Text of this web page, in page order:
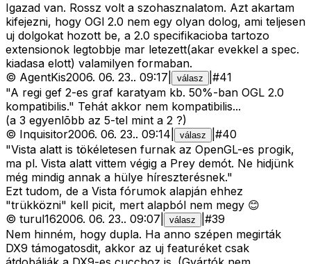
Igazad van. Rossz volt a szohasznalatom. Azt akartam
kifejezni, hogy OGl 2.0 nem egy olyan dolog, ami teljesen
uj dolgokat hozott be, a 2.0 specifikacioba tartozo
extensionok legtobbje mar letezett(akar evekkel a spec.
kiadasa elott) valamilyen formaban.
© AgentKis2006. 06. 23.. 09:17 válasz #41
"A regi gef 2-es graf karatyam kb. 50%-ban OGL 2.0
kompatibilis." Tehát akkor nem kompatibilis...
(a 3 egyenlõbb az 5-tel mint a 2 ?)
© Inquisitor2006. 06. 23.. 09:14 válasz #40
"Vista alatt is tökéletesen furnak az OpenGL-es progik,
ma pl. Vista alatt vittem végig a Prey demót. Ne hidjünk
még mindig annak a hülye híreszterésnek."
Ezt tudom, de a Vista fórumok alapján ehhez
"trükközni" kell picit, mert alapból nem megy 😊
© turul162006. 06. 23.. 09:07 válasz #39
Nem hinném, hogy dupla. Ha anno szépen megirták
DX9 támogatosdit, akkor az uj featuréket csak